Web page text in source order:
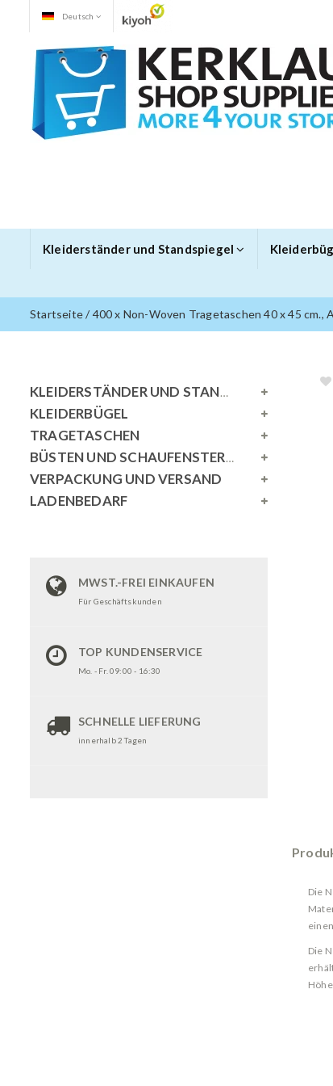
Deutsch
Kleiderständer und Standspiegel
Startseite/400 x Non-Woven Tragetaschen 40 x 45 cm.,
KLEIDERSTÄNDER UND STANDSPIEGEL
KLEIDERBÜGEL
TRAGETASCHEN
BÜSTEN UND SCHAUFENSTERPUPPEN
VERPACKUNG UND VERSAND
LADENBEDARF
MWST.-FREI EINKAUFEN
Für Geschäftskunden
TOP KUNDENSERVICE
Mo. - Fr. 09:00 - 16:30
SCHNELLE LIEFERUNG
innerhalb 2 Tagen
Die
Die